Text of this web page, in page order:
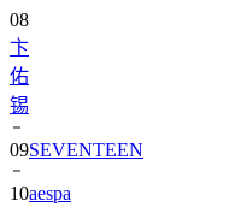
08
卞
佑
锡
09SEVENTEEN
10aespa